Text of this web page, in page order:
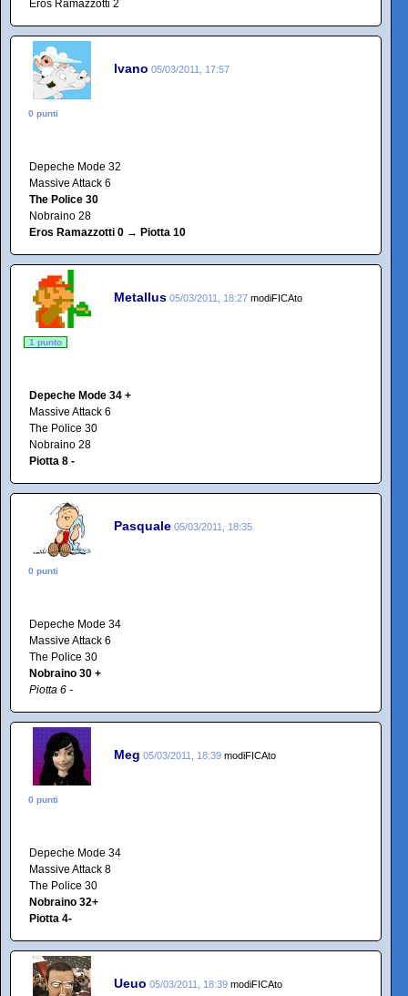
Eros Ramazzotti 2
Ivano 05/03/2011, 17:57
0 punti
Depeche Mode 32
Massive Attack 6
The Police 30
Nobraino 28
Eros Ramazzotti 0 → Piotta 10
Metallus 05/03/2011, 18:27 modiFICAto
1 punto
Depeche Mode 34 +
Massive Attack 6
The Police 30
Nobraino 28
Piotta 8 -
Pasquale 05/03/2011, 18:35
0 punti
Depeche Mode 34
Massive Attack 6
The Police 30
Nobraino 30 +
Piotta 6 -
Meg 05/03/2011, 18:39 modiFICAto
0 punti
Depeche Mode 34
Massive Attack 8
The Police 30
Nobraino 32+
Piotta 4-
Ueuo 05/03/2011, 18:39 modiFICAto